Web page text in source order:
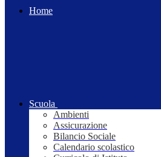
Home
Scuola
Ambienti
Assicurazione
Bilancio Sociale
Calendario scolastico